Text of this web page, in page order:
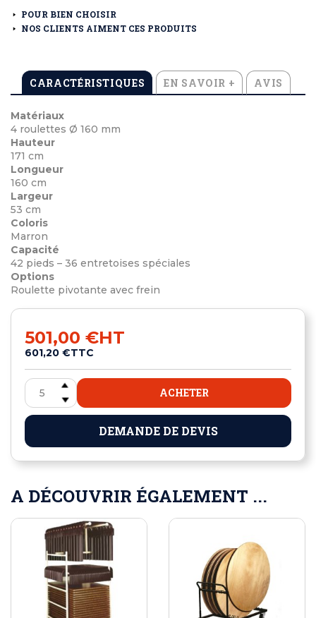
POUR BIEN CHOISIR
NOS CLIENTS AIMENT CES PRODUITS
CARACTÉRISTIQUES EN SAVOIR + AVIS
Matériaux
4 roulettes Ø 160 mm
Hauteur
171 cm
Longueur
160 cm
Largeur
53 cm
Coloris
Marron
Capacité
42 pieds – 36 entretoises spéciales
Options
Roulette pivotante avec frein
501,00 €HT
601,20 €TTC
ACHETER
DEMANDE DE DEVIS
A DÉCOUVRIR ÉGALEMENT ...